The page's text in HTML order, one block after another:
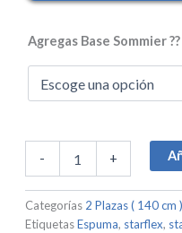
Agregas Base Sommier ??
-
Colchón
Super
Especial
140x190x26
(Hasta
Espuma
cantidad
+
Categorías 2 Plazas ( 140 cm )
EtiquetasEspuma, starflex,